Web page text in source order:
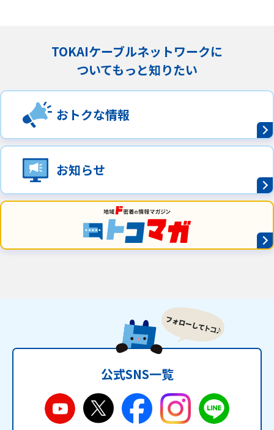
TOKAIケーブルネットワークに
ついてもっと知りたい
おトクな情報
お知らせ
公式SNS一覧